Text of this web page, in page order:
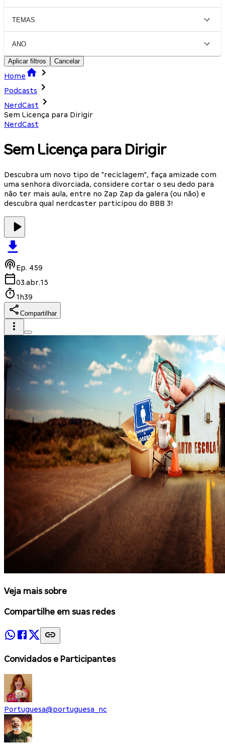
TEMAS
ANO
Aplicar filtros Cancelar
Home
Podcasts
NerdCast
Sem Licença para Dirigir
NerdCast
Sem Licença para Dirigir
Descubra um novo tipo de "reciclagem", faça amizade com
uma senhora divorciada, considere cortar o seu dedo para
não ter mais aula, entre no Zap Zap da galera (ou não) e
descubra qual nerdcaster participou do BBB 3!
Ep. 459
03.abr.15
1h39
Compartilhar
Veja mais sobre
Compartilhe em suas redes
Convidados e Participantes
Portuguesa@portuguesa_nc